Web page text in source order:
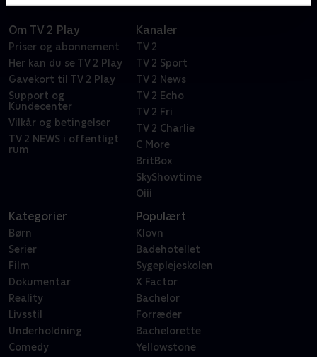
Om TV 2 Play
Priser og abonnement
Her kan du se TV 2 Play
Gavekort til TV 2 Play
Support og
Kundecenter
Vilkår og betingelser
TV 2 NEWS i offentligt
rum
Kanaler
TV 2
TV 2 Sport
TV 2 News
TV 2 Echo
TV 2 Fri
TV 2 Charlie
C More
BritBox
SkyShowtime
Oiii
Kategorier
Børn
Serier
Film
Dokumentar
Reality
Livsstil
Underholdning
Comedy
Populært
Klovn
Badehotellet
Sygeplejeskolen
X Factor
Bachelor
Forræder
Bachelorette
Yellowstone